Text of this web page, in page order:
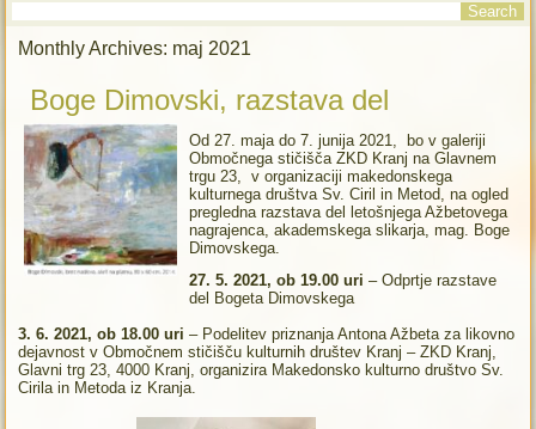
Monthly Archives: maj 2021
Boge Dimovski, razstava del
Od 27. maja do 7. junija 2021, bo v galeriji
Območnega stičišča ZKD Kranj na Glavnem
trgu 23, v organizaciji makedonskega
kulturnega društva Sv. Ciril in Metod, na ogled
pregledna razstava del letošnjega Ažbetovega
nagrajenca, akademskega slikarja, mag. Boge
Dimovskega.
27. 5. 2021, ob 19.00 uri – Odprtje razstave
del Bogeta Dimovskega
3. 6. 2021, ob 18.00 uri – Podelitev priznanja Antona Ažbeta za likovno
dejavnost v Območnem stičišču kulturnih društev Kranj – ZKD Kranj,
Glavni trg 23, 4000 Kranj, organizira Makedonsko kulturno društvo Sv.
Cirila in Metoda iz Kranja.